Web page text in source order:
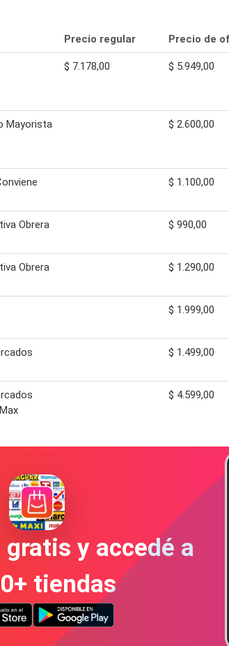
Precio regular Precio de
$ 7.178,00 $ 5.949,00
Mayorista $ 2.600,00
$ 1.100,00
Obrera $ 990,00
Obrera $ 1.290,00
$ 1.999,00
$ 1.499,00
$ 4.599,00
gratis y accedé a
tiendas